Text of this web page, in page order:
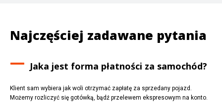
Najczęściej zadawane pytania
Jaka jest forma płatności za samochód?
Klient sam wybiera jak woli otrzymać zapłatę za sprzedany pojazd.
Możemy rozliczyć się gotówką, bądź przelewem ekspresowym na konto.